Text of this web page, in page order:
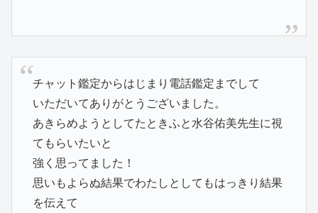
チャット鑑定からはじまり電話鑑定までして
いただいてありがとうございました。
あきらめようとしてたときふと水谷佑美先生に視
てもらいたいと
強く思ってました！
思いもよらぬ結果でわたしとしてもはっきり結果
を伝えて